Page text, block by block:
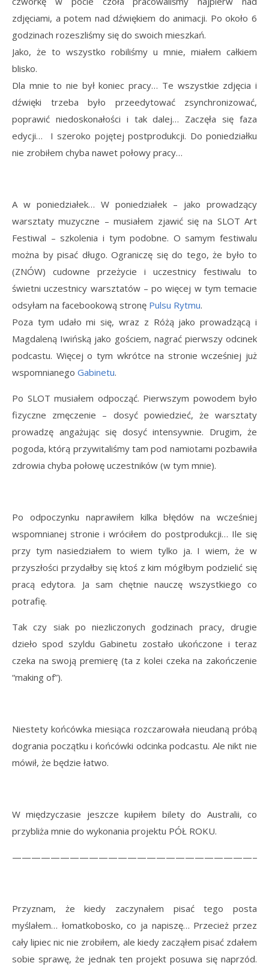
zdjęciami, a potem nad dźwiękiem do animacji. Po około 6
godzinach rozeszliśmy się do swoich mieszkań.
Jako, że to wszystko robiliśmy u mnie, miałem całkiem
blisko.
Dla mnie to nie był koniec pracy… Te wszystkie zdjęcia i
dźwięki trzeba było przeedytować zsynchronizować,
poprawić niedoskonałości i tak dalej… Zaczęła się faza
edycji… I szeroko pojętej postprodukcji. Do poniedziałku
nie zrobiłem chyba nawet połowy pracy…
A w poniedziałek… W poniedziałek – jako prowadzący
warsztaty muzyczne – musiałem zjawić się na SLOT Art
Festiwal – szkolenia i tym podobne. O samym festiwalu
można by pisać długo. Ograniczę się do tego, że było to
(ZNÓW) cudowne przeżycie i uczestnicy festiwalu to
świetni uczestnicy warsztatów – po więcej w tym temacie
odsyłam na facebookową stronę Pulsu Rytmu.
Poza tym udało mi się, wraz z Różą jako prowadzącą i
Magdaleną Iwińską jako gościem, nagrać pierwszy odcinek
podcastu. Więcej o tym wkrótce na stronie wcześniej już
wspomnianego Gabinetu.
Po SLOT musiałem odpocząć. Pierwszym powodem było
fizyczne zmęczenie – dosyć powiedzieć, że warsztaty
prowadzę angażując się dosyć intensywnie. Drugim, że
pogoda, którą przywitaliśmy tam pod namiotami pozbawiła
zdrowia chyba połowę uczestników (w tym mnie).
Po odpoczynku naprawiłem kilka błędów na wcześniej
wspomnianej stronie i wróciłem do postprodukcji… Ile się
przy tym nasiedziałem to wiem tylko ja. I wiem, że w
przyszłości przydałby się ktoś z kim mógłbym podzielić się
pracą edytora. Ja sam chętnie nauczę wszystkiego co
potrafię.
Tak czy siak po niezliczonych godzinach pracy, drugie
dzieło spod szyldu Gabinetu zostało ukończone i teraz
czeka na swoją premierę (ta z kolei czeka na zakończenie
“making of”).
Niestety końcówka miesiąca rozczarowała nieudaną próbą
dogrania początku i końcówki odcinka podcastu. Ale nikt nie
mówił, że będzie łatwo.
W międzyczasie jeszcze kupiłem bilety do Australii, co
przybliża mnie do wykonania projektu PÓŁ ROKU.
Przyznam, że kiedy zaczynałem pisać tego posta
myślałem… łomatkobosko, co ja napiszę… Przecież przez
cały lipiec nic nie zrobiłem, ale kiedy zacząłem pisać zdałem
sobie sprawę, że jednak ten projekt posuwa się naprzód.